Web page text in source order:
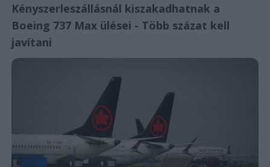
Kényszerleszállásnál kiszakadhatnak a
Boeing 737 Max ülései - Több százat kell
javítani